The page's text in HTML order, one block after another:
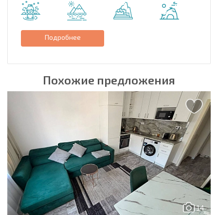
Подробнее
Похожие предложения
14